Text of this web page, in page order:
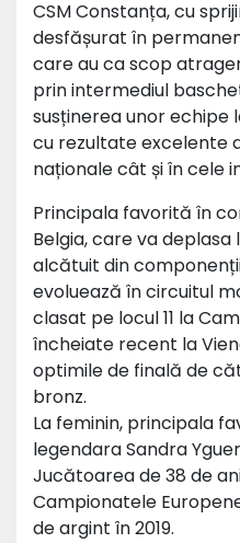
CSM Constanța, cu
desfășurat în
care au ca scop
prin intermediul
susținerea unor echipe
cu rezultate excelente
naționale cât și în cele
Principala favorită în
Belgia, care va
alcătuit din
evoluează în circuitul
clasat pe locul 11 la
încheiate recent la
optimile de finală de
bronz.
La feminin, principala
legendara Sandra
Jucătoarea de 38 de
Campionatele
de argint în 2019.